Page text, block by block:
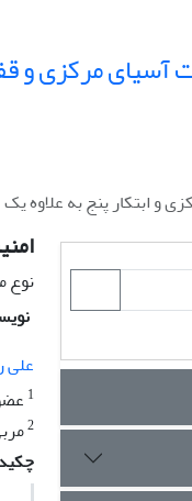
آسیای مرکزی و
و ابتکار پنج به علاوه یک
نوع
1
2